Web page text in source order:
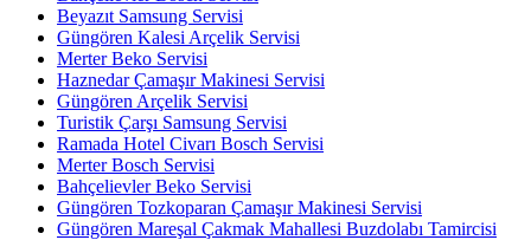
Beyazıt Samsung Servisi
Güngören Kalesi Arçelik Servisi
Merter Beko Servisi
Haznedar Çamaşır Makinesi Servisi
Güngören Arçelik Servisi
Turistik Çarşı Samsung Servisi
Ramada Hotel Civarı Bosch Servisi
Merter Bosch Servisi
Bahçelievler Beko Servisi
Güngören Tozkoparan Çamaşır Makinesi Servisi
Güngören Mareşal Çakmak Mahallesi Buzdolabı Tamircisi